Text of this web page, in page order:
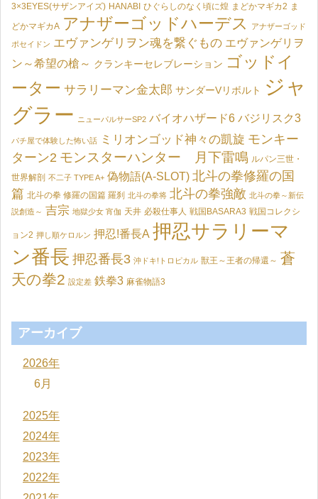
3×3EYES(サザンアイズ) HANABI ひぐらしのなく頃に煌 まどかマギカ2 ま
どかマギカA アナザーゴッドハーデス アナザーゴッド
ポセイドン エヴァンゲリヲン魂を繋ぐもの エヴァンゲリヲ
ン～希望の槍～ クランキーセレブレーション ゴッドイ
ーター サラリーマン金太郎 サンダーVリボルト
ジャ
グラー
ニューパルサーSP2 バイオハザード6 バジリスク3
パチ屋で体験した怖い話 ミリオンゴッド神々の凱旋 モンキー
ターン2 モンスターハンター 月下雷鳴 ルパン三世・
世界解剖 不二子 TYPE A+ 偽物語(A-SLOT) 北斗の拳修羅の国
篇 北斗の拳 修羅の国篇 羅刹 北斗の拳将 北斗の拳強敵 北斗の拳～新伝
説創造～ 吉宗 地獄少女 宵伽 天井 必殺仕事人 戦国BASARA3 戦国コレクシ
ョン2 押し順ケロルン 押忍!番長A 押忍サラリーマ
ン番長 押忍番長3 沖ドキ!トロピカル 獣王～王者の帰還～ 蒼
天の拳2 設定差 鉄拳3 麻雀物語3
アーカイブ
2026年
6月
2025年
2024年
2023年
2022年